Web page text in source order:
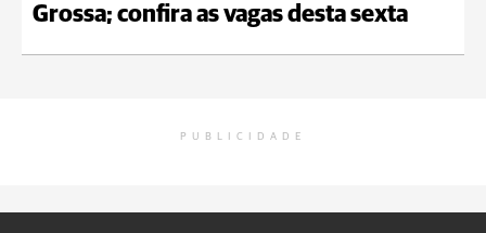
Grossa; confira as vagas desta sexta
PUBLICIDADE